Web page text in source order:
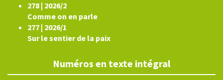
278 | 2026/2
Comme on en parle
277 | 2026/1
Sur le sentier de la paix
Numéros en texte intégral